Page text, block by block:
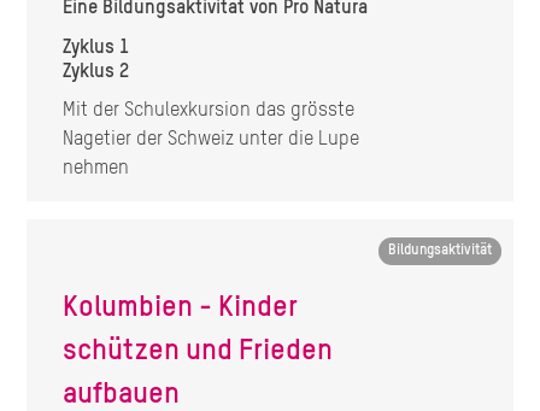
Eine Bildungsaktivität von Pro Natura
Zyklus 1
Zyklus 2
Mit der Schulexkursion das grösste
Nagetier der Schweiz unter die Lupe
nehmen
Bildungsaktivität
Kolumbien - Kinder
schützen und Frieden
aufbauen